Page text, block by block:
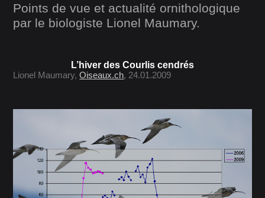
Points de vue et actualité ornithologique
par le biologiste Lionel Maumary.
L’hiver des Courlis cendrés
Lionel Maumary,Oiseaux.ch, 24.01.2009